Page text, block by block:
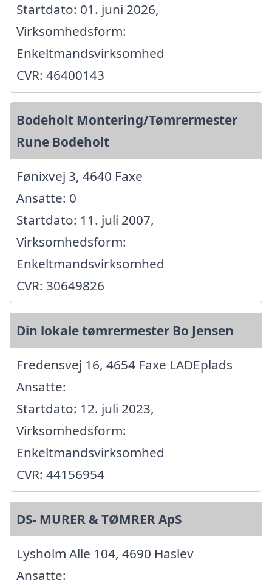
Startdato: 01. juni 2026,
Virksomhedsform:
Enkeltmandsvirksomhed
CVR: 46400143
Bodeholt Montering/Tømrermester
Rune Bodeholt
Fønixvej 3, 4640 Faxe
Ansatte: 0
Startdato: 11. juli 2007,
Virksomhedsform:
Enkeltmandsvirksomhed
CVR: 30649826
Din lokale tømrermester Bo Jensen
Fredensvej 16, 4654 Faxe LADEplads
Ansatte:
Startdato: 12. juli 2023,
Virksomhedsform:
Enkeltmandsvirksomhed
CVR: 44156954
DS- MURER & TØMRER ApS
Lysholm Alle 104, 4690 Haslev
Ansatte: